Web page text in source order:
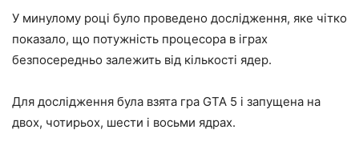
У минулому році було проведено дослідження, яке чітко
показало, що потужність процесора в іграх
безпосередньо залежить від кількості ядер.
Для дослідження була взята гра GTA 5 і запущена на
двох, чотирьох, шести і восьми ядрах.